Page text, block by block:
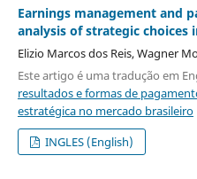
Earnings management and
analysis of strategic choices
Elizio Marcos dos Reis, Wagner
Este artigo é uma tradução em
resultados e formas de
estratégica no mercado brasileiro
INGLES (English)